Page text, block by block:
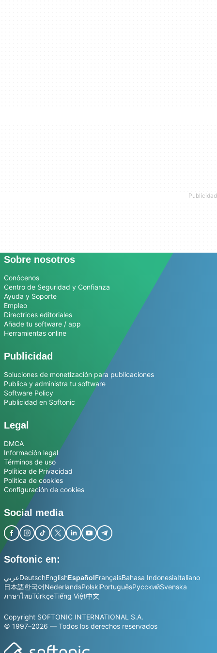
Sobre nosotros
Conócenos
Centro de Seguridad y Confianza
Ayuda y Soporte
Empleo
Directrices editoriales
Añade tu software / app
Herramientas online
Publicidad
Soluciones de monetización para publicaciones
Publica y administra tu software
Software Policy
Publicidad en Softonic
Legal
DMCA
Información legal
Términos de uso
Política de Privacidad
Política de cookies
Configuración de cookies
Social media
Softonic en:
عربيDeutschEnglishEspañolFrançaisBahasa IndonesiaItaliano
日本語한국어NederlandsPolskiPortuguêsРусскийSvenska
ภาษาไทยTürkçeTiếng Việt中文
Copyright SOFTONIC INTERNATIONAL S.A.
© 1997–2026 — Todos los derechos reservados